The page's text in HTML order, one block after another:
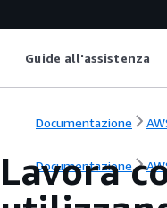
Guide all'assistenza
Documentazione
Documentazione
Lavora